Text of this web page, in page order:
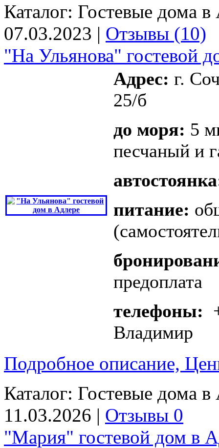
Каталог: Гостевые дома в
07.03.2023 | Отзывы (10)
"На Ульянова" гостевой
Адрес: г.
25/б
до моря: 5
песчаный и
питание:
предоплата
телефоны:
Владимир
Подробное описание,
Каталог: Гостевые дома в
11.03.2026 | Отзывы 0
"Мария" гостевой дом в